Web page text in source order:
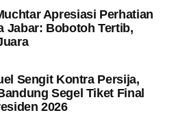
Apresiasi Perhatian
Jabar: Bobotoh Tertib,
Sengit Kontra Persija,
Segel Tiket Final
2026